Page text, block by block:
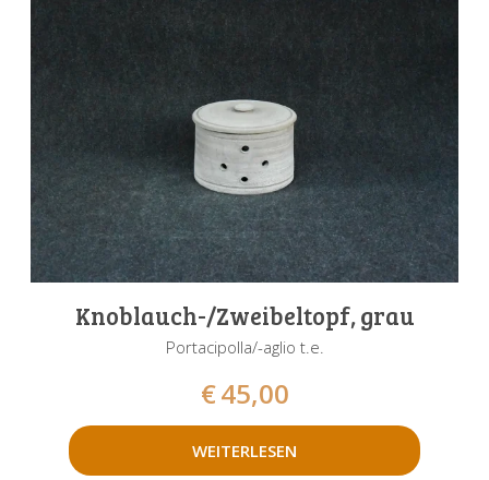
Knoblauch-/Zweibeltopf, grau
Portacipolla/-aglio t.e.
€45,00
WEITERLESEN